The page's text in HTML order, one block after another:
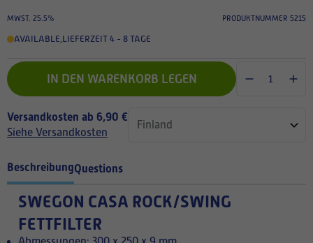
MWST. 25.5% PRODUKTNUMMER 5215
AVAILABLE,LIEFERZEIT 4 - 8 TAGE
IN DEN WARENKORB LEGEN
Versandkosten ab 6,90 €
Siehe Versandkosten
BeschreibungQuestions
SWEGON CASA ROCK/SWING
FETTFILTER